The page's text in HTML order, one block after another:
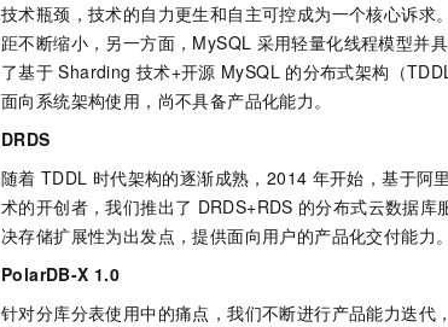
技术瓶颈，技术的自力更生和自主可控成为一个核心诉求
距不断缩小，另一方面，MySQL 采用轻量化线程模型并
了基于 Sharding 技术+开源 MySQL 的分布式架构（
面向系统架构使用，尚不具备产品化能力。
DRDS
随着 TDDL 时代架构的逐渐成熟，2014 年开始，基于阿
术的开创者，我们推出了 DRDS+RDS 的分布式云数据库
决存储扩展性为出发点，提供面向用户的产品化交付能力。
PolarDB-X 1.0
针对分库分表使用中的痛点，我们不断进行产品能力迭